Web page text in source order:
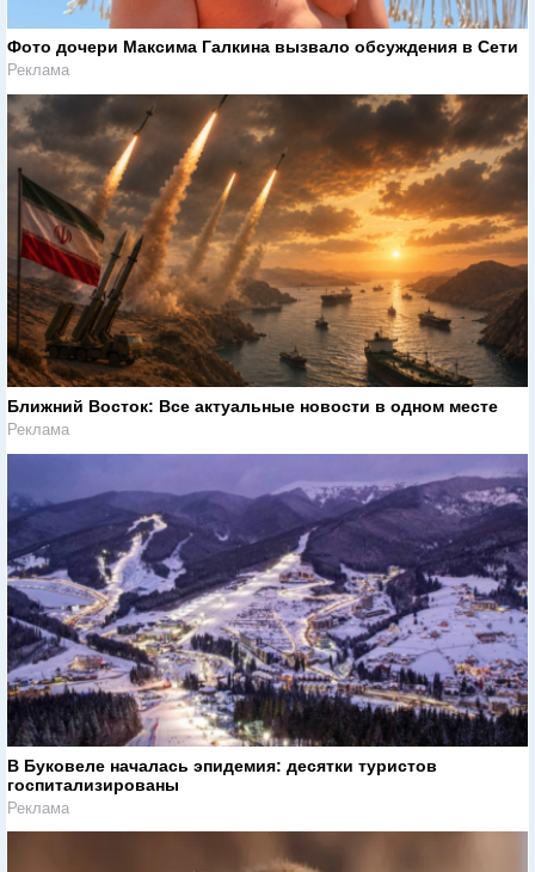
Фото дочери Максима Галкина вызвало обсуждения в Сети
Реклама
Ближний Восток: Все актуальные новости в одном месте
Реклама
В Буковеле началась эпидемия: десятки туристов
госпитализированы
Реклама